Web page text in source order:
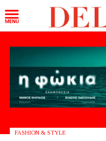
FASHION & STYLE